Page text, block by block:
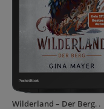
Wilderland – Der Berg. .